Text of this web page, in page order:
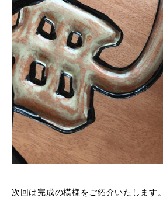
次回は完成の模様をご紹介いたします。